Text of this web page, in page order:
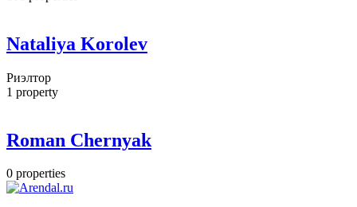
Nataliya Korolev
Риэлтор
1 property
Roman Chernyak
0 properties